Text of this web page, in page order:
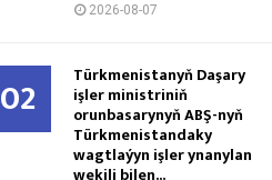
2026-08-07
02 Türkmenistanyň Daşary
işler ministriniň
orunbasarynyň ABŞ-nyň
Türkmenistandaky
wagtlaýyn işler ynanylan